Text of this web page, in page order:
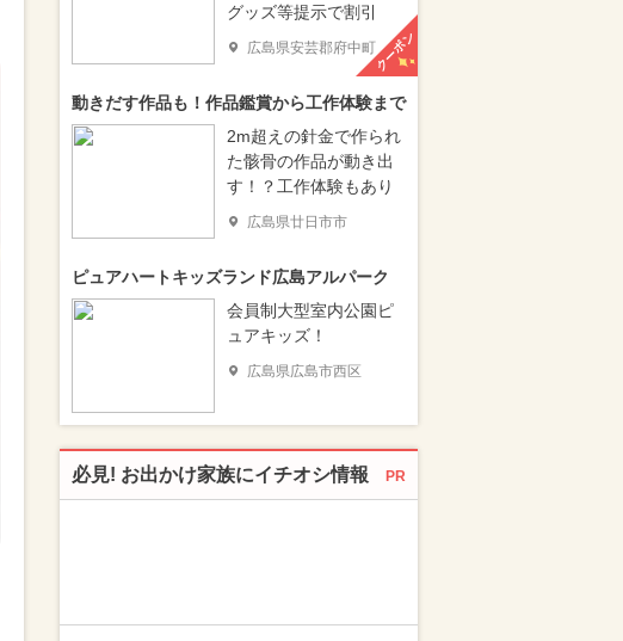
グッズ等提示で割引
広島県安芸郡府中町クーポン
動きだす作品も！作品鑑賞から工作体験まで
2m超えの針金で作られ
た骸骨の作品が動き出
す！？工作体験もあり
広島県廿日市市
ピュアハートキッズランド広島アルパーク
会員制大型室内公園ピ
ュアキッズ！
広島県広島市西区
必見! お出かけ家族にイチオシ情報 PR